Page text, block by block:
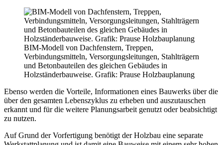
BIM-Modell von Dachfenstern, Treppen,
Verbindungsmitteln, Versorgungsleitungen, Stahlträgern
und Betonbauteilen des gleichen Gebäudes in
Holzständerbauweise. Grafik: Prause Holzbauplanung
Ebenso werden die Vorteile, Informationen eines Bauwerks über die
über den gesamten Lebenszyklus zu erheben und auszutauschen
erkannt und für die weitere Planungsarbeit genutzt oder beabsichtigt
zu nutzen.
Auf Grund der Vorfertigung benötigt der Holzbau eine separate